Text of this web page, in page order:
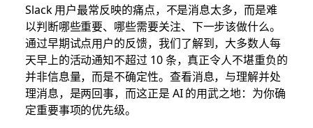
Slack 用户最常反映的痛点，不是消息太多，而是难
以判断哪些重要、哪些需要关注、下一步该做什么。
通过早期试点用户的反馈，我们了解到，大多数人每
天早上的活动通知不超过 10 条，真正令人不堪重负的
并非信息量，而是不确定性。查看消息，与理解并处
理消息，是两回事，而这正是 AI 的用武之地：为你确
定重要事项的优先级。